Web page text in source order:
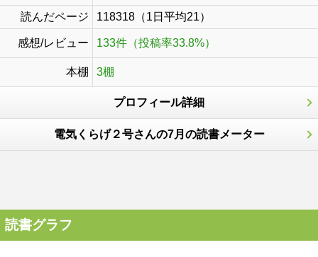
読んだページ
118318（1日平均21）
感想/レビュー 133件（投稿率33.8%）
本棚 3棚
プロフィール詳細
電気くらげ２号さんの7月の読書メーター
読書グラフ